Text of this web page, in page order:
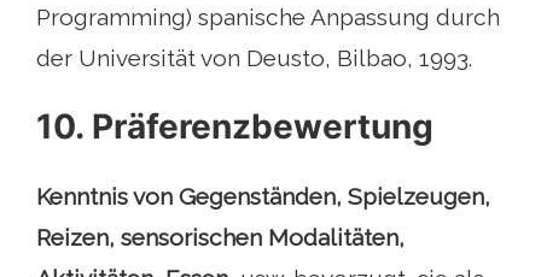
Programming) spanische Anpassung durch
der Universität von Deusto, Bilbao, 1993.
10. Präferenzbewertung
Kenntnis von Gegenständen, Spielzeugen,
Reizen, sensorischen Modalitäten,